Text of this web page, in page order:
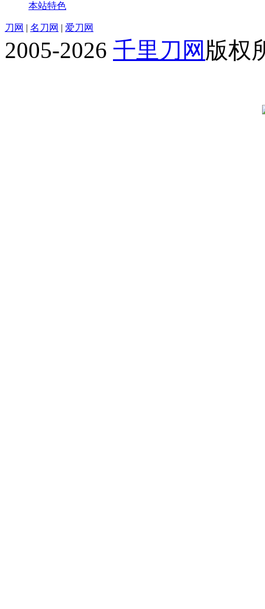
本站特色
刀网 | 名刀网 | 爱刀网
2005-2026 千里刀网 版权